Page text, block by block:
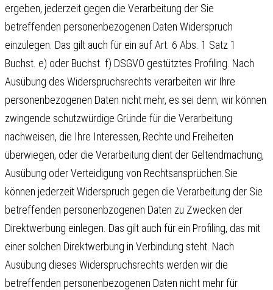
ergeben, jederzeit gegen die Verarbeitung der Sie
betreffenden personenbezogenen Daten Widerspruch
einzulegen. Das gilt auch für ein auf Art. 6 Abs. 1 Satz 1
Buchst. e) oder Buchst. f) DSGVO gestütztes Profiling. Nach
Ausübung des Widerspruchsrechts verarbeiten wir Ihre
personenbezogenen Daten nicht mehr, es sei denn, wir können
zwingende schutzwürdige Gründe für die Verarbeitung
nachweisen, die Ihre Interessen, Rechte und Freiheiten
überwiegen, oder die Verarbeitung dient der Geltendmachung,
Ausübung oder Verteidigung von Rechtsansprüchen.Sie
können jederzeit Widerspruch gegen die Verarbeitung der Sie
betreffenden personenbzogenen Daten zu Zwecken der
Direktwerbung einlegen. Das gilt auch für ein Profiling, das mit
einer solchen Direktwerbung in Verbindung steht. Nach
Ausübung dieses Widerspruchsrechts werden wir die
betreffenden personenbezogenen Daten nicht mehr für